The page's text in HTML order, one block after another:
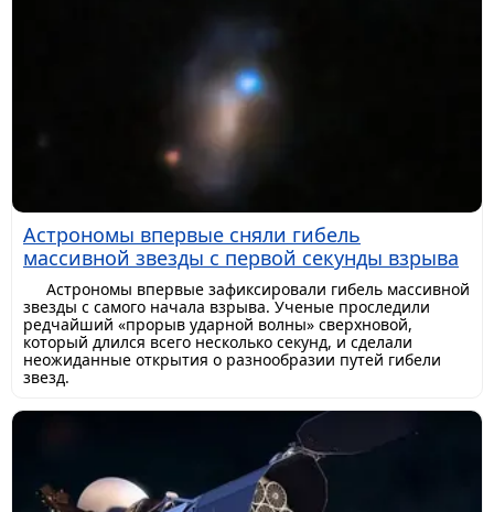
Астрономы впервые сняли гибель
массивной звезды с первой секунды взрыва
Астрономы впервые зафиксировали гибель массивной
звезды с самого начала взрыва. Ученые проследили
редчайший «прорыв ударной волны» сверхновой,
который длился всего несколько секунд, и сделали
неожиданные открытия о разнообразии путей гибели
звезд.